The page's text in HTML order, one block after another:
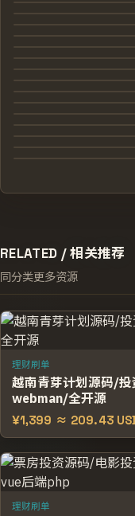
RELATED /相关推荐
同分类更多资源
理财刷单
越南青芽计划源码/
webman/全开源
¥1,399 ≈ 209.43
理财刷单